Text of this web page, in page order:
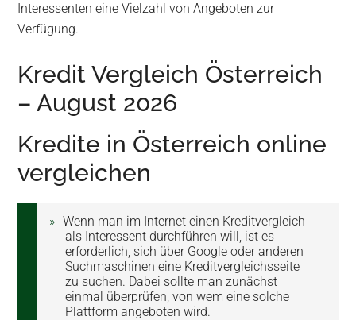
Interessenten eine Vielzahl von Angeboten zur
Verfügung.
Kredit Vergleich Österreich
– August 2026
Kredite in Österreich online
vergleichen
Wenn man im Internet einen Kreditvergleich
als Interessent durchführen will, ist es
erforderlich, sich über Google oder anderen
Suchmaschinen eine Kreditvergleichsseite
zu suchen. Dabei sollte man zunächst
einmal überprüfen, von wem eine solche
Plattform angeboten wird.